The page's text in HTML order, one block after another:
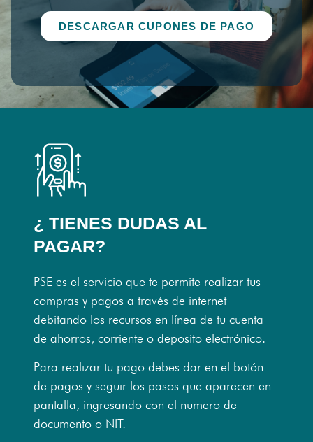
DESCARGAR CUPONES DE PAGO
¿ TIENES DUDAS AL
PAGAR?
PSE es el servicio que te permite realizar tus
compras y pagos a través de internet
debitando los recursos en línea de tu cuenta
de ahorros, corriente o deposito electrónico.
Para realizar tu pago debes dar en el botón
de pagos y seguir los pasos que aparecen en
pantalla, ingresando con el numero de
documento o NIT.